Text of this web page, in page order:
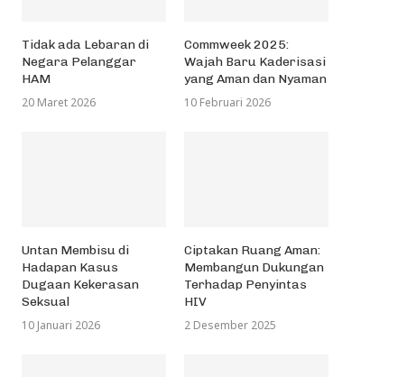
Malaysia dan Petani Perbatasan
Audiensi Relaksasi UKT
Untan di Masa Pandemi...
2 Juli 2020
Tidak ada Lebaran di
Negara Pelanggar
HAM
20 Maret 2026
Commweek 2025:
Wajah Baru Kaderisasi
yang Aman dan Nyaman
10 Februari 2026
Untan Membisu di
Hadapan Kasus
Dugaan Kekerasan
Seksual
10 Januari 2026
Ciptakan Ruang Aman:
Membangun Dukungan
Terhadap Penyintas
HIV
2 Desember 2025